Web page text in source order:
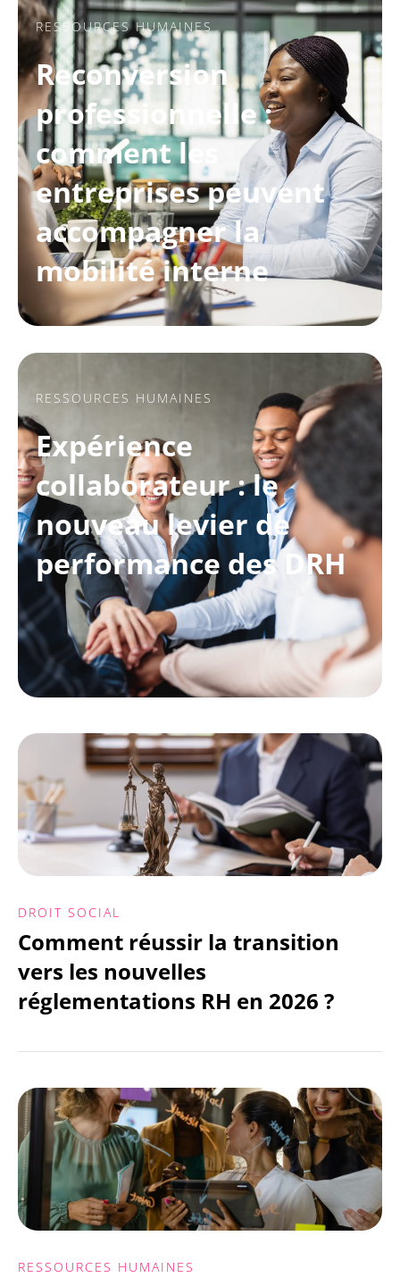
RESSOURCES HUMAINES
Reconversion
professionnelle :
comment les
entreprises peuvent
accompagner la
mobilité interne
RESSOURCES HUMAINES
Expérience
collaborateur : le
nouveau levier de
performance des DRH
DROIT SOCIAL
Comment réussir la transition
vers les nouvelles
réglementations RH en 2026 ?
RESSOURCES HUMAINES